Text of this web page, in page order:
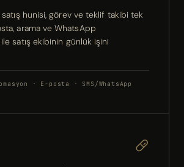
hunisi, görev ve teklif takibi tek
arama ve WhatsApp
satış ekibinin günlük işini
· E-posta · SMS/WhatsApp